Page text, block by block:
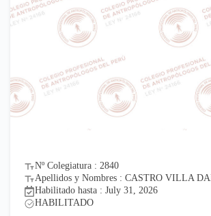
Nº Colegiatura : 2840
Apellidos y Nombres : CASTRO VILLA
Habilitado hasta : July 31, 2026
HABILITADO